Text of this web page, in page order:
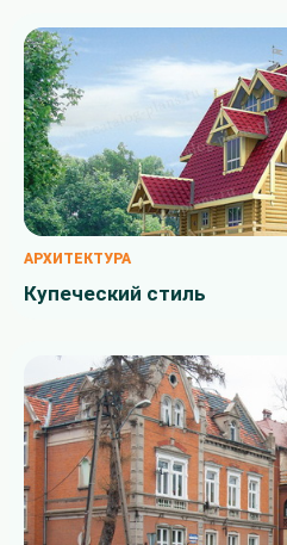
АРХИТЕКТУРА
Купеческий стиль